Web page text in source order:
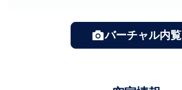
バーチャル内覧